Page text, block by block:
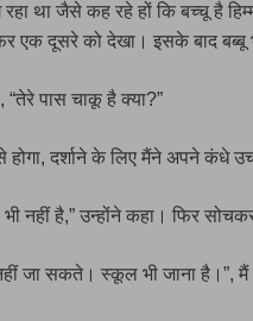
था जैसे कह रहे हों कि बच्चू है
एक दूसरे को देखा। इसके बाद बब्बू
“तेरे पास चाकू है क्या?”
होगा, दर्शाने के लिए मैंने अपने कंधे
भी नहीं है,” उन्होंने कहा। फिर
जा सकते। स्कूल भी जाना है।”, मैं